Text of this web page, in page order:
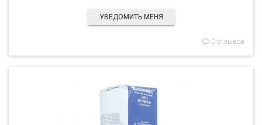
УВЕДОМИТЬ МЕНЯ
0 отзывов